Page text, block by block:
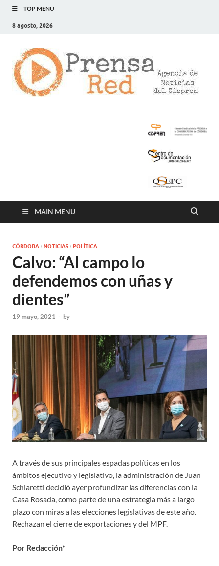
TOP MENU
8 agosto, 2026
MAIN MENU
CÓRDOBA / NOTICIAS / POLÍTICA
Calvo: “Al campo lo
defendemos con uñas y
dientes”
19 mayo, 2021 - by
A través de sus principales espadas políticas en los
ámbitos ejecutivo y legislativo, la administración de Juan
Schiaretti decidió ayer profundizar las diferencias con la
Casa Rosada, como parte de una estrategia más a largo
plazo con miras a las elecciones legislativas de este año.
Rechazan el cierre de exportaciones y del MPF.
Por Redacción*